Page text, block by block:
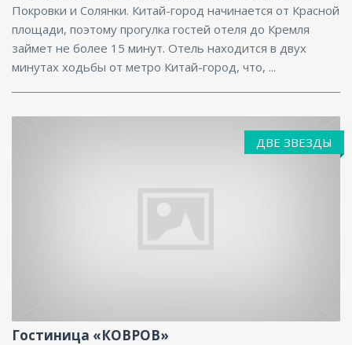
Покровки и Солянки. Китай-город начинается от Красной
площади, поэтому прогулка гостей отеля до Кремля
займет не более 15 минут. Отель находится в двух
минутах ходьбы от метро Китай-город, что, ...
ДВЕ ЗВЕЗДЫ
Гостиница «КОВРОВ»